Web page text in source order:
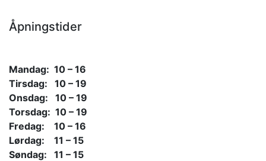
Åpningstider
Mandag: 10 – 16
Tirsdag: 10 – 19
Onsdag: 10 – 19
Torsdag: 10 – 19
Fredag: 10 – 16
Lørdag: 11 – 15
Søndag: 11 – 15